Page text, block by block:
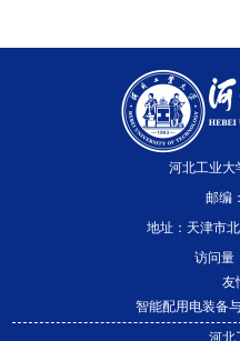
河北工业大
邮编
地址：天津市
访问量
友
智能配用电装备
河北